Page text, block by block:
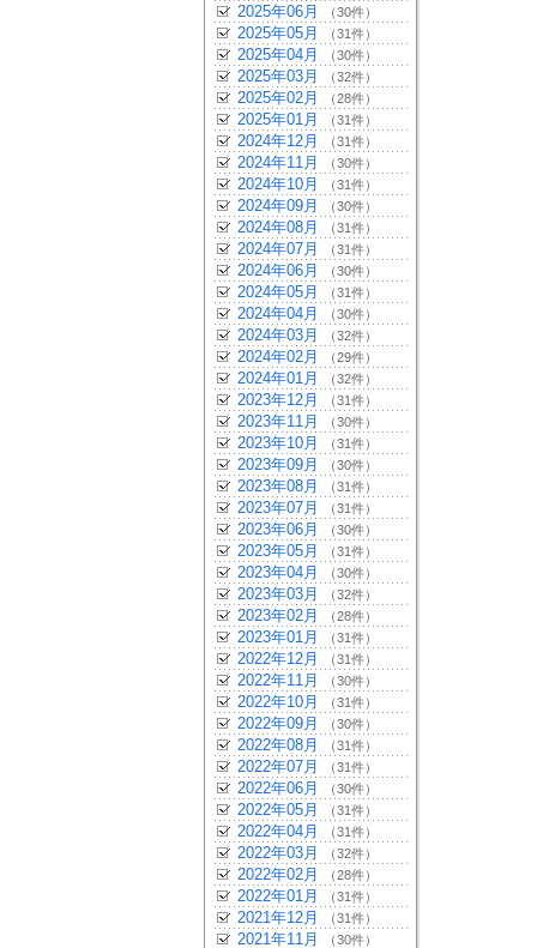
2025年06月 （30件）
2025年05月 （31件）
2025年04月 （30件）
2025年03月 （32件）
2025年02月 （28件）
2025年01月 （31件）
2024年12月 （31件）
2024年11月 （30件）
2024年10月 （31件）
2024年09月 （30件）
2024年08月 （31件）
2024年07月 （31件）
2024年06月 （30件）
2024年05月 （31件）
2024年04月 （30件）
2024年03月 （32件）
2024年02月 （29件）
2024年01月 （32件）
2023年12月 （31件）
2023年11月 （30件）
2023年10月 （31件）
2023年09月 （30件）
2023年08月 （31件）
2023年07月 （31件）
2023年06月 （30件）
2023年05月 （31件）
2023年04月 （30件）
2023年03月 （32件）
2023年02月 （28件）
2023年01月 （31件）
2022年12月 （31件）
2022年11月 （30件）
2022年10月 （31件）
2022年09月 （30件）
2022年08月 （31件）
2022年07月 （31件）
2022年06月 （30件）
2022年05月 （31件）
2022年04月 （31件）
2022年03月 （32件）
2022年02月 （28件）
2022年01月 （31件）
2021年12月 （31件）
2021年11月 （30件）